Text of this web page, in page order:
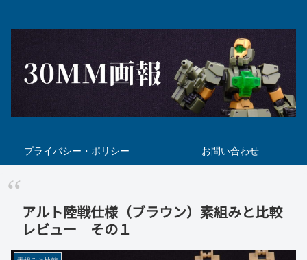
プライバシー・ポリシー お問い合わせ
アルト陸戦仕様（ブラウン）素組みと比較
レビュー その１